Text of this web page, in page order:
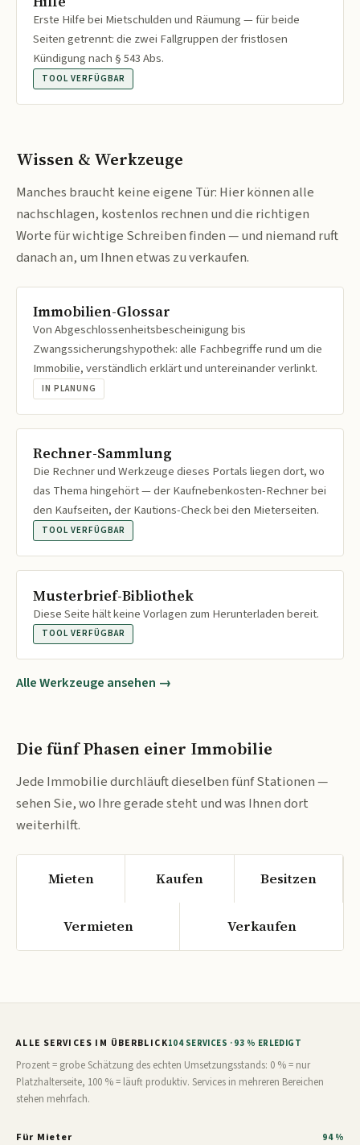
Erste Hilfe bei Mietschulden und Räumung — für beide
Seiten getrennt: die zwei Fallgruppen der fristlosen
Kündigung nach § 543 Abs.
TOOL VERFÜGBAR
Wissen & Werkzeuge
Manches braucht keine eigene Tür: Hier können alle
nachschlagen, kostenlos rechnen und die richtigen
Worte für wichtige Schreiben finden — und niemand ruft
danach an, um Ihnen etwas zu verkaufen.
Immobilien-Glossar
Von Abgeschlossenheitsbescheinigung bis
Zwangssicherungshypothek: alle Fachbegriffe rund um die
Immobilie, verständlich erklärt und untereinander verlinkt.
IN PLANUNG
Rechner-Sammlung
Die Rechner und Werkzeuge dieses Portals liegen dort, wo
das Thema hingehört — der Kaufnebenkosten-Rechner bei
den Kaufseiten, der Kautions-Check bei den Mieterseiten.
TOOL VERFÜGBAR
Musterbrief-Bibliothek
Diese Seite hält keine Vorlagen zum Herunterladen bereit.
TOOL VERFÜGBAR
Alle Werkzeuge ansehen →
Die fünf Phasen einer Immobilie
Jede Immobilie durchläuft dieselben fünf Stationen —
sehen Sie, wo Ihre gerade steht und was Ihnen dort
weiterhilft.
Mieten Kaufen Besitzen
Vermieten Verkaufen
ALLE SERVICES IM ÜBERBLICK104 SERVICES · 93 % ERLEDIGT
Prozent = grobe Schätzung des echten Umsetzungsstands: 0 % = nur
Platzhalterseite, 100 % = läuft produktiv. Services in mehreren Bereichen
stehen mehrfach.
Für Mieter 94 %